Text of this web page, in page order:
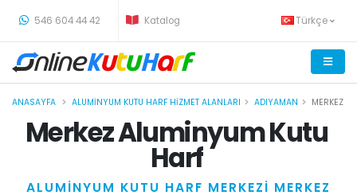
546 604 44 42 Katalog Türkçe
ANASAYFA ALUMINYUM KUTU HARF HIZMET ALANLARI ADIYAMAN MERKEZ
Merkez Aluminyum Kutu
Harf
ALUMİNYUM KUTU HARF MERKEZİ MERKEZ